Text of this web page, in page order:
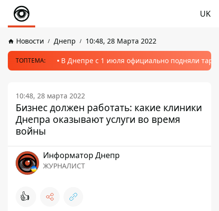
UK
Новости Днепр 10:48, 28 Марта 2022
ТОПТЕМА: В Днепре с 1 июля официально подняли
10:48, 28 марта 2022
Бизнес должен работать: какие клиники
Днепра оказывают услуги во время
войны
Информатор Днепр
ЖУРНАЛИСТ
👍